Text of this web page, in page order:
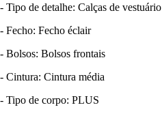
- Tipo de detalhe: Calças de vestuário
- Fecho: Fecho éclair
- Bolsos: Bolsos frontais
- Cintura: Cintura média
- Tipo de corpo: PLUS